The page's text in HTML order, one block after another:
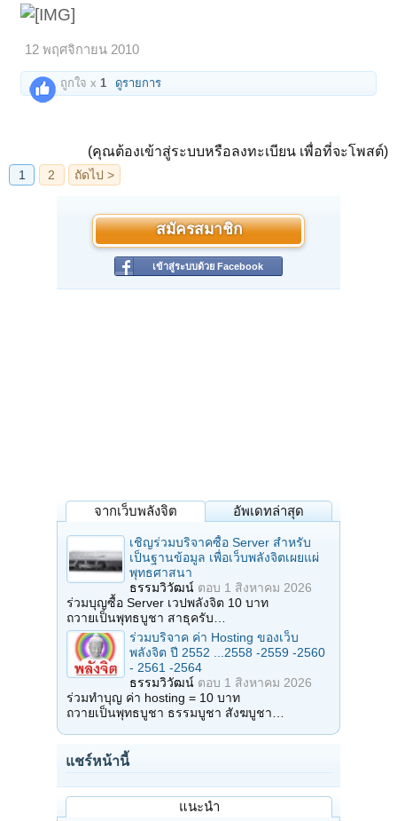
12 พฤศจิกายน 2010
ถูกใจ x 1 ดูรายการ
(คุณต้องเข้าสู่ระบบหรือลงทะเบียน เพื่อที่จะโพสต์)
สมัครสมาชิก
เข้าสู่ระบบด้วย Facebook
จากเว็บพลังจิต อัพเดทล่าสุด
เชิญร่วมบริจาคซื้อ Server สำหรับ
เป็นฐานข้อมูล เพื่อเว็บพลังจิตเผยแผ่
พุทธศาสนา
ธรรมวิวัฒน์ ตอบ 1 สิงหาคม 2026
ร่วมบุญซื้อ Server เวปพลังจิต 10 บาท
ถวายเป็นพุทธบูชา สาธุครับ…
ร่วมบริจาค ค่า Hosting ของเว็บ
พลังจิต ปี 2552 ...2558 -2559 -2560
- 2561 -2564
ธรรมวิวัฒน์ ตอบ 1 สิงหาคม 2026
ร่วมทำบุญ ค่า hosting = 10 บาท
ถวายเป็นพุทธบูชา ธรรมบูชา สังฆบูชา…
แชร์หน้านี้
แนะนำ